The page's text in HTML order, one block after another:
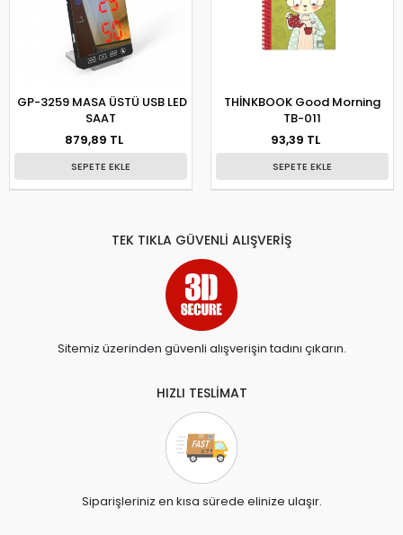
GP-3259 MASA ÜSTÜ USB LED
SAAT
879,89 TL
SEPETE EKLE
THİNKBOOK Good Morning
TB-011
93,39 TL
SEPETE EKLE
TEK TIKLA GÜVENLİ ALIŞVERİŞ
Sitemiz üzerinden güvenli alışverişin tadını çıkarın.
HIZLI TESLİMAT
Siparişleriniz en kısa sürede elinize ulaşır.